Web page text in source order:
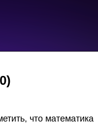
что математика